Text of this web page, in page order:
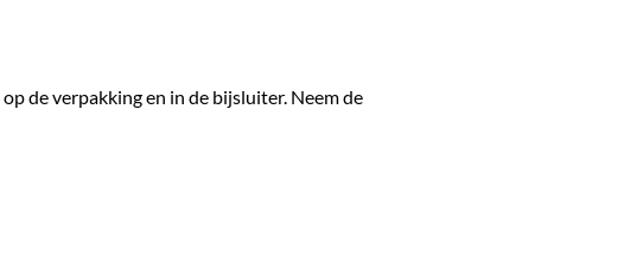
de verpakking en in de bijsluiter. Neem de